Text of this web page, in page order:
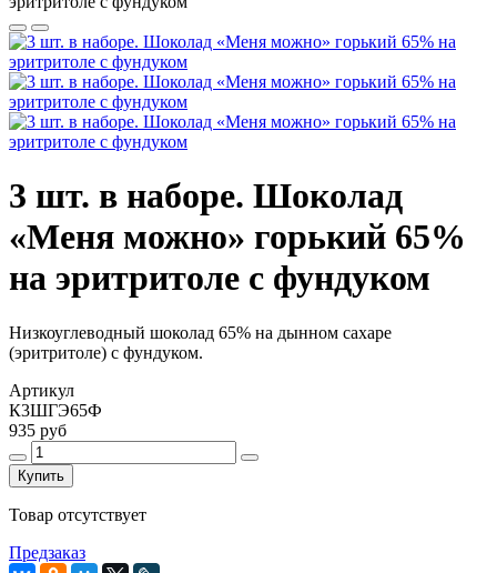
3 шт. в наборе. Шоколад
«Меня можно» горький 65%
на эритритоле с фундуком
Низкоуглеводный шоколад 65% на дынном сахаре
(эритритоле) с фундуком.
Артикул
К3ШГЭ65Ф
935 руб
Купить
Товар отсутствует
Предзаказ